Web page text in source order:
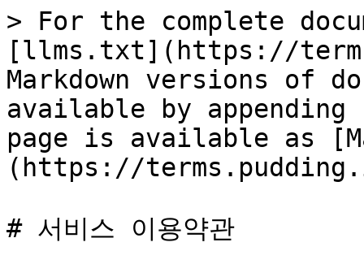
> For the complete
[llms.txt](https://
Markdown versions of
available by
page is available as
(https://
# 서비스 이용약관